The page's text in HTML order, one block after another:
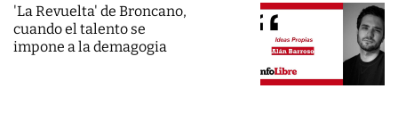
'La Revuelta' de Broncano,
cuando el talento se
impone a la demagogia